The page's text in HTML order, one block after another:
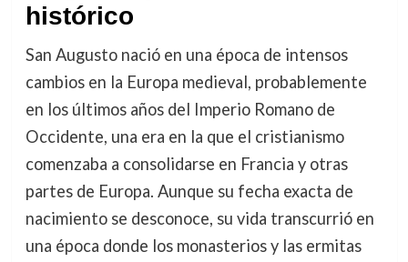
histórico
San Augusto nació en una época de intensos
cambios en la Europa medieval, probablemente
en los últimos años del Imperio Romano de
Occidente, una era en la que el cristianismo
comenzaba a consolidarse en Francia y otras
partes de Europa. Aunque su fecha exacta de
nacimiento se desconoce, su vida transcurrió en
una época donde los monasterios y las ermitas